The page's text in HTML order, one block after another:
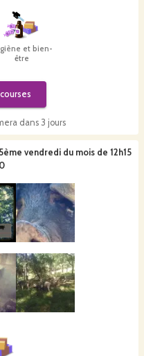
et bien-
être
dans 3 jours
vendredi du mois de 12h15